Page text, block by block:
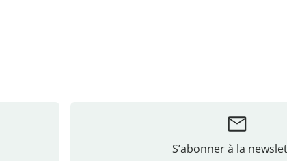
S’abonner à la